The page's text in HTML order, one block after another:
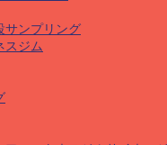
サンプリング
スジム